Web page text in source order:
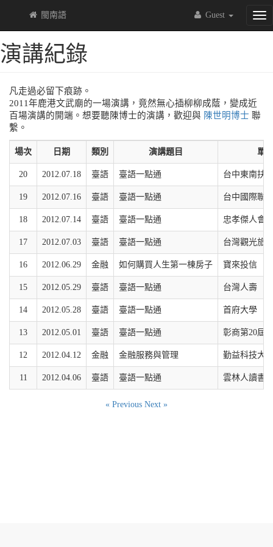
閩南語 Guest
演講紀錄
凡走過必留下痕跡。
2011年鹿港文武廟的一場演講，竟然無心插柳柳成蔭，變成近
百場演講的開端。想要聽陳博士的演講，歡迎與 陳世明博士 聯
繫。
場次 日期 類別 演講題目 單
20 2012.07.18 臺語 臺語一點通 台中東南扶
19 2012.07.16 臺語 臺語一點通 台中國際聯
18 2012.07.14 臺語 臺語一點通 忠孝傑人會
17 2012.07.03 臺語 臺語一點通 台灣觀光旅
16 2012.06.29 金融 如何購買人生第一棟房子 寶來投信
15 2012.05.29 臺語 臺語一點通 台灣人壽
14 2012.05.28 臺語 臺語一點通 首府大學
13 2012.05.01 臺語 臺語一點通 彰商第20屆
12 2012.04.12 金融 金融服務與管理 勤益科技大
11 2012.04.06 臺語 臺語一點通 雲林人讀書
« Previous Next »